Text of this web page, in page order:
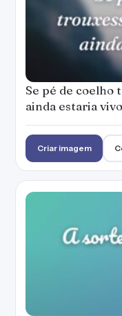
Se pé de coelho
ainda estaria
Criar imagem